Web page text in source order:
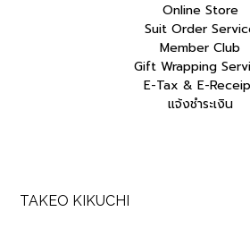
Online Store
Suit Order
Member Club
Gift Wrapping
E-Tax & E-
แจ้งชำระเงิน
TAKEO KIKUCHI